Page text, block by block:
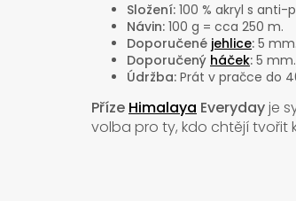
Složení: 100 % akryl s anti-
Návin: 100 g = cca 250 m.
Doporučené jehlice: 5 mm.
Doporučený háček: 5 mm.
Údržba: Prát v pračce do
Příze Himalaya Everydayje
volba pro ty, kdo chtějí tvořit